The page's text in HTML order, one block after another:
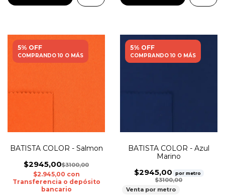
5% OFF
COMPRANDO 10 O MÁS
BATISTA COLOR - Salmon
$2945,00$3100,00
$2.945,00 con
Transferencia o depósito
bancario
5% OFF
COMPRANDO 10 O MÁS
BATISTA COLOR - Azul
Marino
$2945,00 por metro
$3100,00
Venta por metro